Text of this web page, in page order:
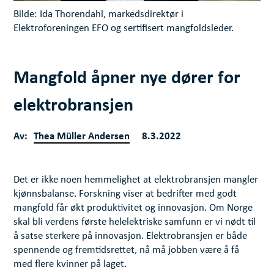
Bilde: Ida Thorendahl, markedsdirektør i
Elektroforeningen EFO og sertifisert mangfoldsleder.
Mangfold åpner nye dører for
elektrobransjen
Av: Thea Müller Andersen 8.3.2022
Det er ikke noen hemmelighet at elektrobransjen mangler
kjønnsbalanse. Forskning viser at bedrifter med godt
mangfold får økt produktivitet og innovasjon. Om Norge
skal bli verdens første helelektriske samfunn er vi nødt til
å satse sterkere på innovasjon. Elektrobransjen er både
spennende og fremtidsrettet, nå må jobben være å få
med flere kvinner på laget.